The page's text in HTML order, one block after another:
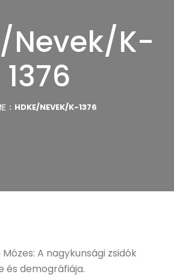
Nevek/K-
1376
HDKE/NEVEK/K-1376
A nagykunsági zsidók
demográfiája.